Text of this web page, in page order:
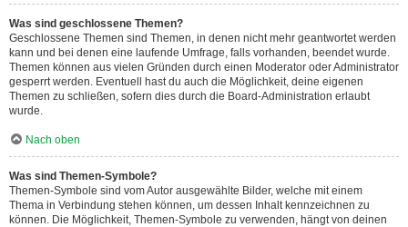
Was sind geschlossene Themen?
Geschlossene Themen sind Themen, in denen nicht mehr geantwortet werden
kann und bei denen eine laufende Umfrage, falls vorhanden, beendet wurde.
Themen können aus vielen Gründen durch einen Moderator oder Administrator
gesperrt werden. Eventuell hast du auch die Möglichkeit, deine eigenen
Themen zu schließen, sofern dies durch die Board-Administration erlaubt
wurde.
Nach oben
Was sind Themen-Symbole?
Themen-Symbole sind vom Autor ausgewählte Bilder, welche mit einem
Thema in Verbindung stehen können, um dessen Inhalt kennzeichnen zu
können. Die Möglichkeit, Themen-Symbole zu verwenden, hängt von deinen